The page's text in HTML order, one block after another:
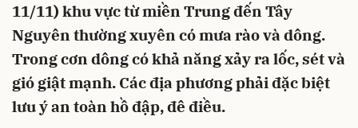
11/11) khu vực từ miền Trung đến Tây
Nguyên thường xuyên có mưa rào và dông.
Trong cơn dông có khả năng xảy ra lốc, sét và
gió giật mạnh. Các địa phương phải đặc biệt
lưu ý an toàn hồ đập, đê điều.